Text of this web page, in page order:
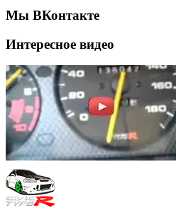
Мы ВКонтакте
Интересное видео